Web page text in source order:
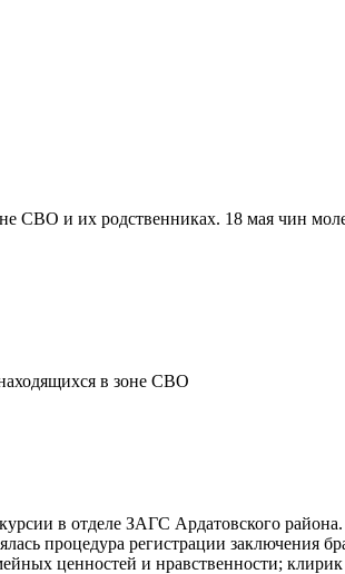
СВО и их родственниках. 18 мая чин
в зоне СВО
в отделе ЗАГС Ардатовского
процедура регистрации заключения
ценностей и нравственности; клирик